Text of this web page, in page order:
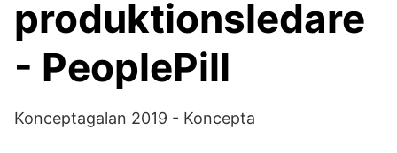
produktionsledare
- PeoplePill
Konceptagalan 2019 - Koncepta